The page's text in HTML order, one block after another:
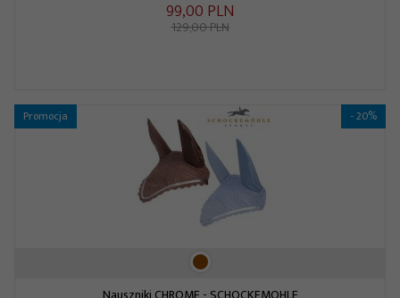
99,00 PLN
129,00 PLN
Promocja - 20%